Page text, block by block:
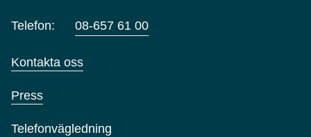
Telefon: 08-657 61 00
Kontakta oss
Press
Telefonvägledning